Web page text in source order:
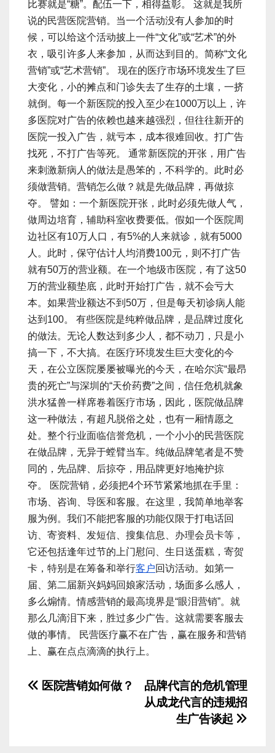
比赛就是“糖”。配伍一下，相得益彰。 这就是我所
说的民营医院营销。当一个活动没有人参加的时
候，可以给这个活动披上一件“文化”或“艺术”的外
衣，吸引许多人来参加，从而达到目的。简称“文化
营销”或“艺术营销”。 现在的医疗市场环境发生了巨
大变化，小的摊点和门诊失去了生存的土壤，一挤
就倒。每一个新医院的投入至少在1000万以上，许
多医院对广告的依赖也越来越强烈，但往往新开的
医院一投入广告，就亏本，成本很难回收。打广告
找死，不打广告等死。 通常新医院的开张，用广告
来刺激新病人的做法是愚笨的，不科学的。此时必
须做营销。营销怎么做？就是先做品牌，再做掠
夺。 譬如：一个新医院开张，此时必须先做人气，
做周边培育，辅助科室收费要低。假如一个医院周
边社区有10万人口，有5%的人来就诊，就有5000
人。此时，保守估计人均消费100元，则不打广告
就有50万的营业额。在一个地级市医院，有了这50
万的营业额垫底，此时开始打广告，就不会亏大
本。如果营业额达不到50万，但是每天初诊病人能
达到100。 有些医院是纯粹做品牌，是品牌过度化
的做法。无论人数达到多少人，都不动刀，只是小
搞一下，不大搞。在医疗环境发生巨大变化的今
天，在公立医院屡屡被曝光的今天，在哈尔滨“最昂
贵的死亡”与深圳的“天价药费”之间，信任危机就象
洪水猛兽一样席卷着医疗市场，因此，医院做品牌
这一种做法，有超凡脱俗之处，也有一厢情愿之
处。整个行业面临信誉危机，一个小小的民营医院
在做品牌，无异于螳臂当车。纯做品牌笔者是不赞
同的，先品牌、后掠夺，用品牌更好地掩护掠
夺。 医院营销，必须把4个环节紧紧地抓在手里：
市场、咨询、导医和客服。在这里，我简单地举客
服为例。我们不能把客服的功能仅限于打电话回
访、寄资料、发短信、搜集信息、办理会员卡等，
它还包括逢年过节的上门慰问、生日送蛋糕，寄贺
卡，特别是在筹备和举行客户回访活动。如第一
届、第二届新兴妈妈回娘家活动，场面多么感人，
多么煽情。情感营销的最高境界是“眼泪营销”。就
那么几滴泪下来，胜过多少广告。这就需要客服去
做的事情。 民营医疗赢不在广告，赢在服务和营销
上、赢在点点滴滴的执行上。
文
品牌代言的危机管理
从成龙代言的违规招
生广告谈起
医院营销如何做？